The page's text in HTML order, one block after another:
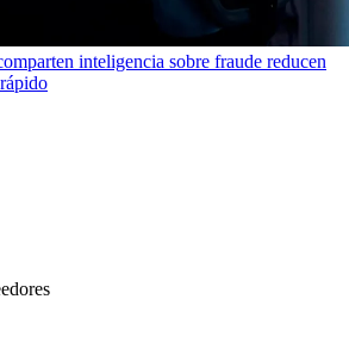
inteligencia sobre fraude reducen